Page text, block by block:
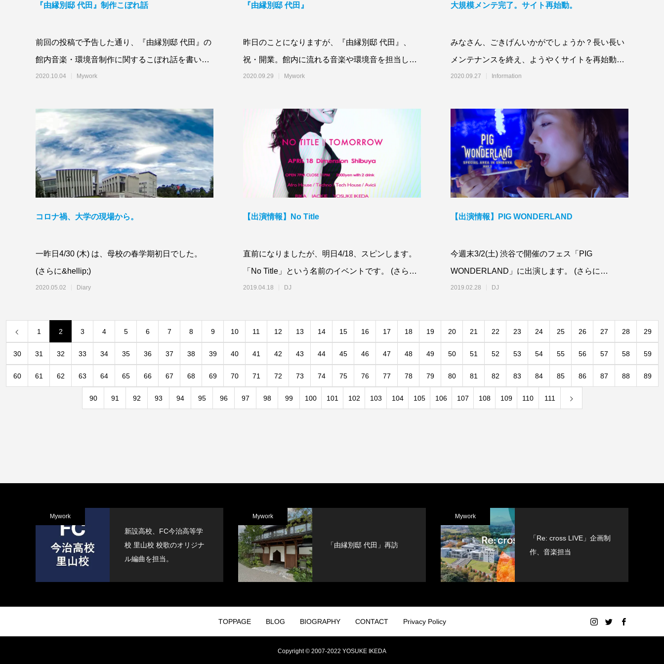
『由縁別邸 代田』制作こぼれ話
前回の投稿で予告した通り、『由縁別邸 代田』の
館内音楽・環境音制作に関するこぼれ話を書いて
みようと思う。前投稿：『由縁別邸 代田』h
2020.10.04 Mywork
『由縁別邸 代田』
昨日のことになりますが、『由縁別邸 代田』、
祝・開業。館内に流れる音楽や環境音を担当しま
した。 (さらに&hellip;)
2020.09.29 Mywork
大規模メンテ完了。サイト再始動。
みなさん、ごきげんいかがでしょうか？長い長い
メンテナンスを終え、ようやくサイトを再始動し
ます。 (さらに&hellip;)
2020.09.27 Information
コロナ禍、大学の現場から。
一昨日4/30 (木) は、母校の春学期初日でした。
(さらに&hellip;)
2020.05.02 Diary
【出演情報】No Title
直前になりましたが、明日4/18、スピンします。
「No Title」という名前のイベントです。 (さらに
&hellip;)
2019.04.18 DJ
【出演情報】PIG WONDERLAND
今週末3/2(土) 渋谷で開催のフェス「PIG
WONDERLAND」に出演します。 (さらに
&hellip;)
2019.02.28 DJ
1 2 3 4 5 6 7 8 9 10 11 12 13 14 15 16 17 18 19 20 21 22 23 24 25 26 27 28 29
30 31 32 33 34 35 36 37 38 39 40 41 42 43 44 45 46 47 48 49 50 51 52 53 54 55 56 57 58 59
60 61 62 63 64 65 66 67 68 69 70 71 72 73 74 75 76 77 78 79 80 81 82 83 84 85 86 87 88 89
90 91 92 93 94 95 96 97 98 99 100 101 102 103 104 105 106 107 108 109 110 111
Mywork
新設高校、FC今治高等学
校 里山校 校歌のオリジナ
ル編曲を担当。
Mywork
「由縁別邸 代田」再訪
Mywork
「Re: cross LIVE」企画制
作、音楽担当
TOPPAGE BLOG BIOGRAPHY CONTACT Privacy Policy
Copyright © 2007-2022 YOSUKE IKEDA